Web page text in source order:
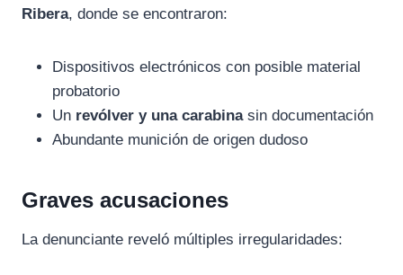
Ribera, donde se encontraron:
Dispositivos electrónicos con posible material
probatorio
Un revólver y una carabinasin documentación
Abundante munición de origen dudoso
Graves acusaciones
La denunciante reveló múltiples irregularidades: